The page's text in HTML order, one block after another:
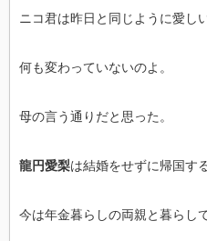
ニコ君は昨日と同じように愛し
何も変わっていないのよ。
母の言う通りだと思った。
龍円愛梨は結婚をせずに帰国す
今は年金暮らしの両親と暮らし